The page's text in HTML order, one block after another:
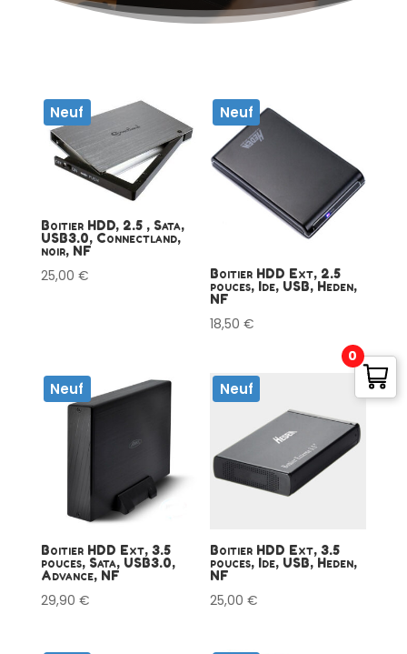
Neuf
Boitier HDD, 2.5 , Sata,
USB3.0, Connectland,
noir, NF
25,00 €
Neuf
Boitier HDD Ext, 2.5
pouces, Ide, USB, Heden,
NF
18,50€
Neuf
Boitier HDD Ext, 3.5
pouces, Sata, USB3.0,
Advance, NF
29,90 €
Neuf
Boitier HDD Ext, 3.5
pouces, Ide, USB, Heden,
NF
25,00€
0